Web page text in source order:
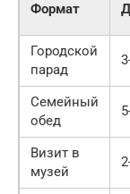
Формат
Городской
парад
Семейный
обед
Визит в
музей